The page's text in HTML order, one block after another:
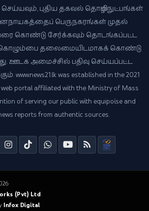
செய்யவும், புதிய தகவல் தொழில்நுட்பங்கள்
பெருநகரங்கள் முதல்
கொண்டு சேர்க்கவும் தொடங்கப்பட்ட
கொழும்பை தலைமையிடமாகக் கொண்டு
ஊடக அமைச்சில் பதிவு செய்யப்பட்ட
was established in the 2021
portal affiliated with the Ministry of Mass
of serving our public with equipoise and
reports from authentic sources.
(Pvt) Ltd
Infox Digital